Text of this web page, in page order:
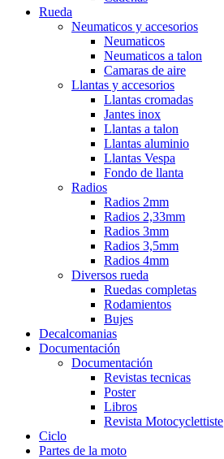
Rueda
Neumaticos y accesorios
Neumaticos
Neumaticos a talon
Camaras de aire
Llantas y accesorios
Llantas cromadas
Jantes inox
Llantas a talon
Llantas aluminio
Llantas Vespa
Fondo de llanta
Radios
Radios 2mm
Radios 2,33mm
Radios 3mm
Radios 3,5mm
Radios 4mm
Diversos rueda
Ruedas completas
Rodamientos
Bujes
Decalcomanias
Documentación
Documentación
Revistas tecnicas
Poster
Libros
Revista Motocyclettiste
Ciclo
Partes de la moto